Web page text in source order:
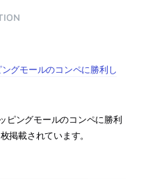
グモールのコンペに勝利し
ピングモールのコンペに勝利
掲載されています。